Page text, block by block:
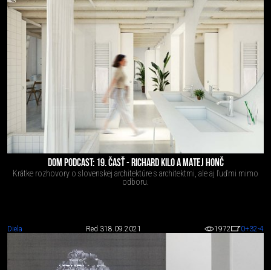
DOM PODCAST: 19. ČASŤ - RICHARD KILO A MATEJ HONČ
Krátke rozhovory o slovenskej architektúre s architektmi, ale aj ľuďmi mimo
odboru.
Diela Red 318.09.2021 1972 0+32-4